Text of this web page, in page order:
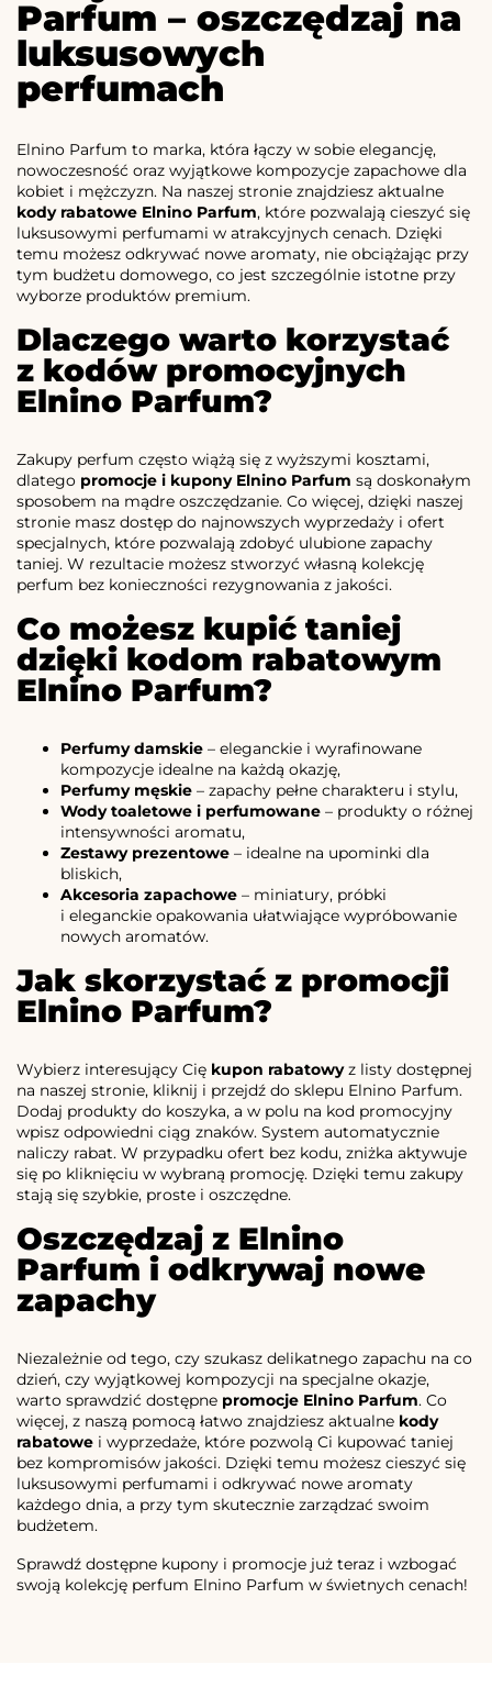
Parfum – oszczędzaj na
luksusowych
perfumach
Elnino Parfum to marka, która łączy w sobie elegancję,
nowoczesność oraz wyjątkowe kompozycje zapachowe dla
kobiet i mężczyzn. Na naszej stronie znajdziesz aktualne
kody rabatowe Elnino Parfum, które pozwalają cieszyć się
luksusowymi perfumami w atrakcyjnych cenach. Dzięki
temu możesz odkrywać nowe aromaty, nie obciążając przy
tym budżetu domowego, co jest szczególnie istotne przy
wyborze produktów premium.
Dlaczego warto korzystać
z kodów promocyjnych
Elnino Parfum?
Zakupy perfum często wiążą się z wyższymi kosztami,
dlatego promocje i kupony Elnino Parfum są doskonałym
sposobem na mądre oszczędzanie. Co więcej, dzięki naszej
stronie masz dostęp do najnowszych wyprzedaży i ofert
specjalnych, które pozwalają zdobyć ulubione zapachy
taniej. W rezultacie możesz stworzyć własną kolekcję
perfum bez konieczności rezygnowania z jakości.
Co możesz kupić taniej
dzięki kodom rabatowym
Elnino Parfum?
Perfumy damskie – eleganckie i wyrafinowane
kompozycje idealne na każdą okazję,
Perfumy męskie – zapachy pełne charakteru i stylu,
Wody toaletowe i perfumowane – produkty o różnej
intensywności aromatu,
Zestawy prezentowe – idealne na upominki dla
bliskich,
Akcesoria zapachowe – miniatury, próbki
i eleganckie opakowania ułatwiające wypróbowanie
nowych aromatów.
Jak skorzystać z promocji
Elnino Parfum?
Wybierz interesujący Cię kupon rabatowyz listy dostępnej
na naszej stronie, kliknij i przejdź do sklepu Elnino Parfum.
Dodaj produkty do koszyka, a w polu na kod promocyjny
wpisz odpowiedni ciąg znaków. System automatycznie
naliczy rabat. W przypadku ofert bez kodu, zniżka aktywuje
się po kliknięciu w wybraną promocję. Dzięki temu zakupy
stają się szybkie, proste i oszczędne.
Oszczędzaj z Elnino
Parfum i odkrywaj nowe
zapachy
Niezależnie od tego, czy szukasz delikatnego zapachu na co
dzień, czy wyjątkowej kompozycji na specjalne okazje,
warto sprawdzić dostępne promocje Elnino Parfum. Co
więcej, z naszą pomocą łatwo znajdziesz aktualne kody
rabatowe i wyprzedaże, które pozwolą Ci kupować taniej
bez kompromisów jakości. Dzięki temu możesz cieszyć się
luksusowymi perfumami i odkrywać nowe aromaty
każdego dnia, a przy tym skutecznie zarządzać swoim
budżetem.
Sprawdź dostępne kupony i promocje już teraz i wzbogać
swoją kolekcję perfum Elnino Parfum w świetnych cenach!